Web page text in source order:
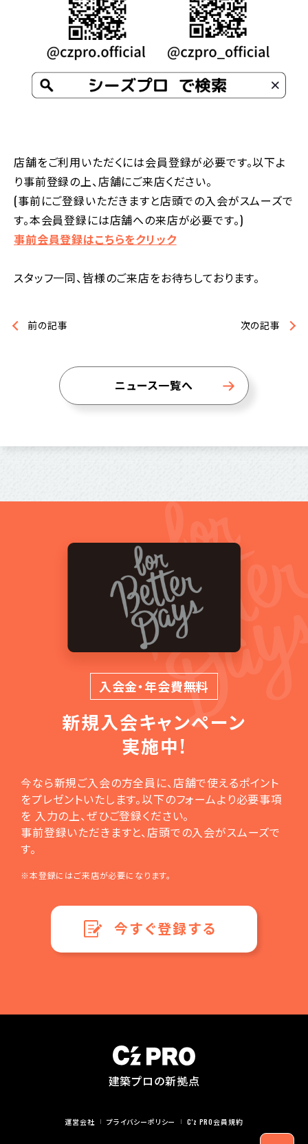
店舗をご利用いただくには会員登録が必要です。以下よ
り事前登録の上、店舗にご来店ください。
(事前にご登録いただきますと店頭での入会がスムーズで
す。本会員登録には店舗への来店が必要です。)
事前会員登録はこちらをクリック
スタッフ一同、皆様のご来店をお待ちしております。
前の記事 次の記事
ニュース一覧へ
入会金・年会費無料
新規入会キャンペーン
実施中!
今なら新規ご入会の方全員に、店舗で使えるポイント
をプレゼントいたします。以下のフォームより必要事項
を 入力の上、ぜひご登録ください。
事前登録いただきますと、店頭での入会がスムーズで
す。
※本登録にはご来店が必要になります。
今すぐ登録する
建築プロの新拠点
運営会社 プライバシーポリシー C'z PRO会員規約